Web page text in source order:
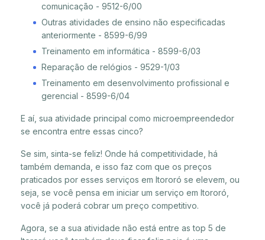
comunicação - 9512-6/00
Outras atividades de ensino não especificadas
anteriormente - 8599-6/99
Treinamento em informática - 8599-6/03
Reparação de relógios - 9529-1/03
Treinamento em desenvolvimento profissional e
gerencial - 8599-6/04
E aí, sua atividade principal como microempreendedor
se encontra entre essas cinco?
Se sim, sinta-se feliz! Onde há competitividade, há
também demanda, e isso faz com que os preços
praticados por esses serviços em Itororó se elevem, ou
seja, se você pensa em iniciar um serviço em Itororó,
você já poderá cobrar um preço competitivo.
Agora, se a sua atividade não está entre as top 5 de